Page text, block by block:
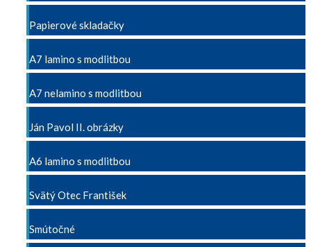
Papierové skladačky
A7 lamino s modlitbou
A7 nelamino s modlitbou
Ján Pavol II. obrázky
A6 lamino s modlitbou
Svätý Otec František
Smútočné